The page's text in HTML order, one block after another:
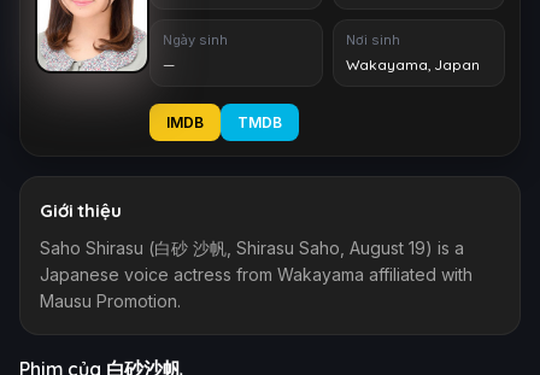
Ngày sinh
—
Nơi sinh
Wakayama, Japan
IMDB TMDB
Giới thiệu
Saho Shirasu (白砂 沙帆, Shirasu Saho, August 19) is a
Japanese voice actress from Wakayama affiliated with
Mausu Promotion.
Phim của 白砂沙帆